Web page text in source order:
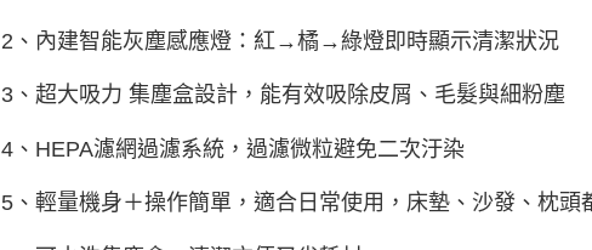
2、內建智能灰塵感應燈：紅→橘→綠燈即時顯示清潔狀況
3、超大吸力 集塵盒設計，能有效吸除皮屑、毛髮與細粉塵
4、HEPA濾網過濾系統，過濾微粒避免二次汙染
5、輕量機身＋操作簡單，適合日常使用，床墊、沙發、枕頭